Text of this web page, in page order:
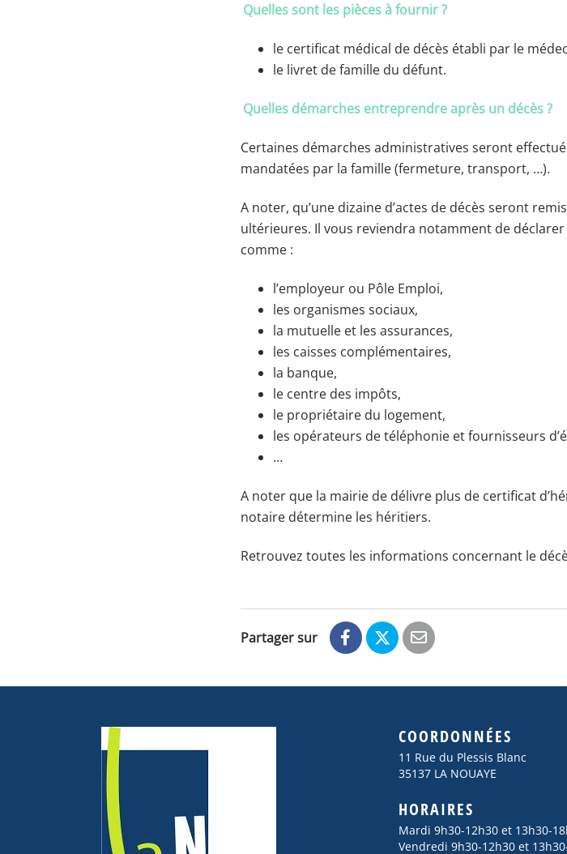
Quelles sont les pièces à fournir ?
le certificat médical de décès établi par le
le livret de famille du défunt.
Quelles démarches entreprendre après un décès ?
Certaines démarches administratives seront
mandatées par la famille (fermeture, transport, …).
A noter, qu’une dizaine d’actes de décès seront
ultérieures. Il vous reviendra notamment de
comme :
l’employeur ou Pôle Emploi,
les organismes sociaux,
la mutuelle et les assurances,
les caisses complémentaires,
la banque,
le centre des impôts,
le propriétaire du logement,
les opérateurs de téléphonie et fournisseurs
…
A noter que la mairie de délivre plus de certificat
notaire détermine les héritiers.
Retrouvez toutes les informations concernant le
Partager sur
COORDONNÉES
11 Rue du Plessis Blanc
35137 LA NOUAYE
HORAIRES
Mardi 9h30-12h30 et 13h30-
Vendredi 9h30-12h30 et